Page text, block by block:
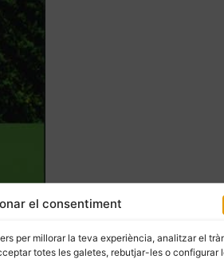
el consentiment
per millorar la teva experiència, analitzar el
totes les galetes, rebutjar-les o configurar